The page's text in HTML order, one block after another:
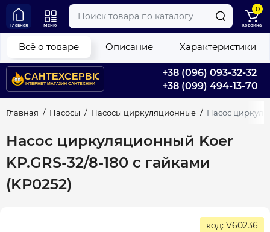
+38 (096) 093-32-32
+38 (099) 494-13-70
Главная Меню
0
Корзина
Главная Насосы Насосы циркуляционные Насос
Насос циркуляционный Koer
KP.GRS-32/8-180 с гайками
(KP0252)
Всё о товаре Описание Характеристики
код: V60236